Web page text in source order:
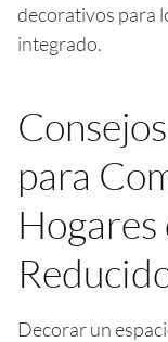
decorativos para
integrado.
para
Hogares
Decorar un